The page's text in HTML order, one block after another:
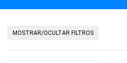
MOSTRAR/OCULTAR FILTROS